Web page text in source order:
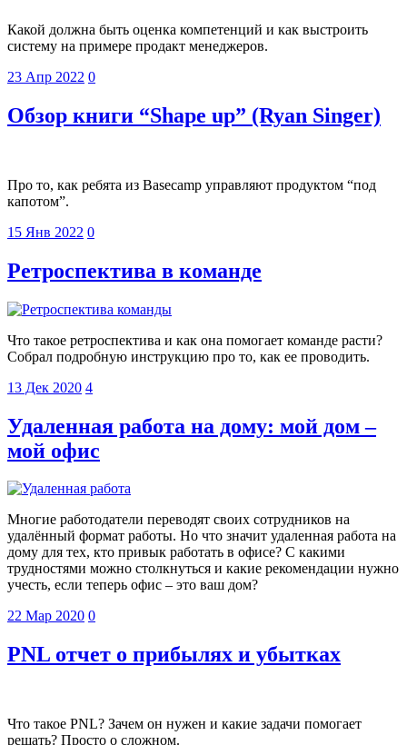
Какой должна быть оценка компетенций и как выстроить
систему на примере продакт менеджеров.
23 Апр 2022 0
Обзор книги “Shape up” (Ryan Singer)
Про то, как ребята из Basecamp управляют продуктом “под
капотом”.
15 Янв 2022 0
Ретроспектива в команде
Что такое ретроспектива и как она помогает команде расти?
Собрал подробную инструкцию про то, как ее проводить.
13 Дек 2020 4
Удаленная работа на дому: мой дом –
мой офис
Многие работодатели переводят своих сотрудников на
удалённый формат работы. Но что значит удаленная работа на
дому для тех, кто привык работать в офисе? С какими
трудностями можно столкнуться и какие рекомендации нужно
учесть, если теперь офис – это ваш дом?
22 Мар 2020 0
PNL отчет о прибылях и убытках
Что такое PNL? Зачем он нужен и какие задачи помогает
решать? Просто о сложном.